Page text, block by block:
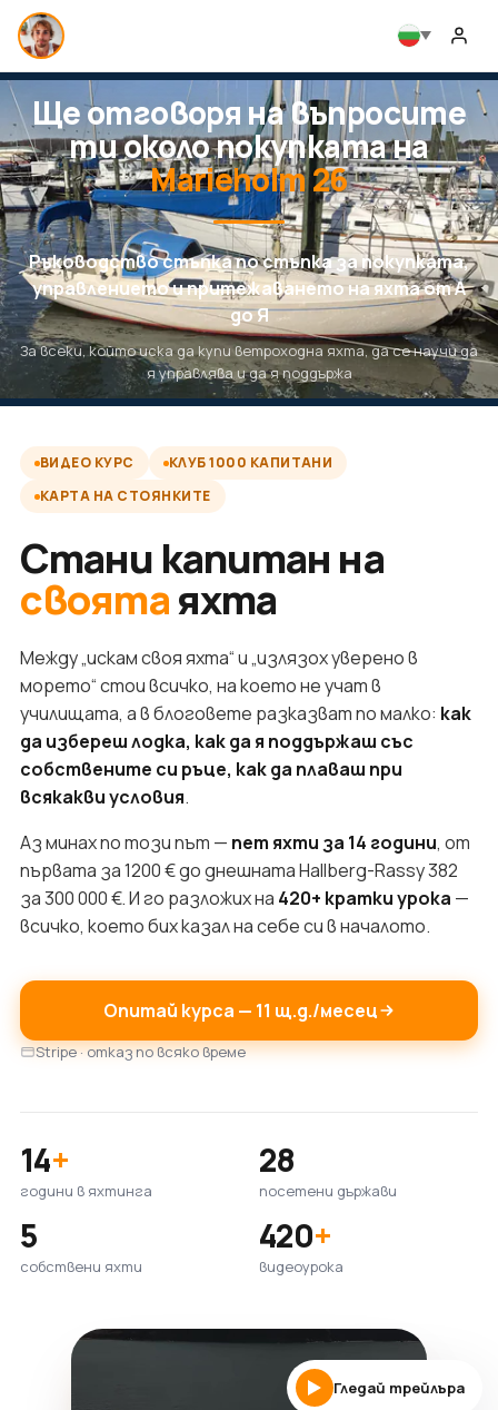
Ще отговоря на въпросите
ти около покупката на
Marieholm 26
Ръководство стъпка по стъпка за покупката,
управлението и притежаването на яхта от А
до Я
За всеки, който иска да купи ветроходна яхта, да се научи да
я управлява и да я поддържа
ВИДЕО КУРС
КЛУБ 1000 КАПИТАНИ
КАРТА НА СТОЯНКИТЕ
Стани капитан на
своятаяхта
Между „искам своя яхта“ и „излязох уверено в
морето“ стои всичко, на което не учат в
училищата, а в блоговете разказват по малко: как
да избереш лодка, как да я поддържаш със
собствените си ръце, как да плаваш при
всякакви условия.
Аз минах по този път — пет яхти за 14 години, от
първата за 1200 € до днешната Hallberg-Rassy 382
за 300 000 €. И го разложих на 420+ кратки урока —
всичко, което бих казал на себе си в началото.
Опитай курса — 11 щ.д./месец
Stripe · отказ по всяко време
14+
години в яхтинга
28
посетени държави
5
собствени яхти
420+
видеоурока
Гледай трейлъра